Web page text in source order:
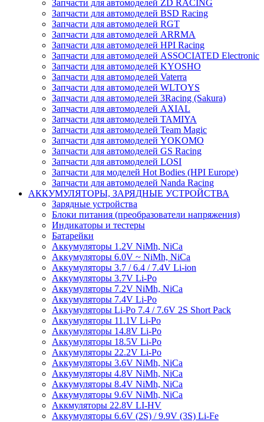
Запчасти для автомоделей ZD RACING
Запчасти для автомоделей BSD Racing
Запчасти для автомоделей RGT
Запчасти для автомоделей ARRMA
Запчасти для автомоделей HPI Racing
Запчасти для автомоделей ASSOCIATED Electronic
Запчасти для автомоделей KYOSHO
Запчасти для автомоделей Vaterra
Запчасти для автомоделей WLTOYS
Запчасти для автомоделей 3Racing (Sakura)
Запчасти для автомоделей AXIAL
Запчасти для автомоделей TAMIYA
Запчасти для автомоделей Team Magic
Запчасти для автомоделей YOKOMO
Запчасти для автомоделей GS Racing
Запчасти для автомоделей LOSI
Запчасти для моделей Hot Bodies (HPI Europe)
Запчасти для автомоделей Nanda Racing
АККУМУЛЯТОРЫ, ЗАРЯДНЫЕ УСТРОЙСТВА
Зарядные устройства
Блоки питания (преобразователи напряжения)
Индикаторы и тестеры
Батарейки
Аккумуляторы 1.2V NiMh, NiCa
Аккумуляторы 6.0V ~ NiMh, NiCa
Аккумуляторы 3.7 / 6.4 / 7.4V Li-ion
Аккумуляторы 3.7V Li-Po
Аккумуляторы 7.2V NiMh, NiCa
Аккумуляторы 7.4V Li-Po
Аккумуляторы Li-Po 7.4 / 7.6V 2S Short Pack
Аккумуляторы 11.1V Li-Po
Аккумуляторы 14.8V Li-Po
Аккумуляторы 18.5V Li-Po
Аккумуляторы 22.2V Li-Po
Аккумуляторы 3.6V NiMh, NiCa
Аккумуляторы 4.8V NiMh, NiCa
Аккумуляторы 8.4V NiMh, NiCa
Аккумуляторы 9.6V NiMh, NiCa
Аккмуляторы 22.8V LI-HV
Аккумуляторы 6.6V (2S) / 9.9V (3S) Li-Fe